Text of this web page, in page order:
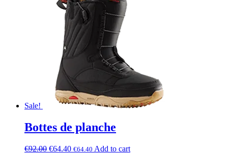
Sale!
Bottes de planche
€92.00 €64.40 €64.40 Add to cart